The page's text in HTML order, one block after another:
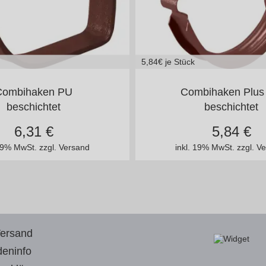
PU
beschichtet
MwSt. zzgl. Versand
6,31€
5,84€ je Stück
Combihaken
beschichtet
inkl. 19% MwSt. zzgl.
5,84€